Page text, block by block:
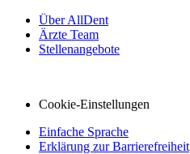
Über AllDent
Ärzte Team
Stellenangebote
Cookie-Einstellungen
Einfache Sprache
Erklärung zur Barrierefreiheit